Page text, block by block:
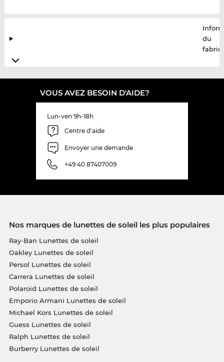
du
VOUS AVEZ BESOIN D'AIDE?
Lun-ven 9h-18h
Centre d'aide
Envoyer une demande
+49 40 87407009
Nos marques de lunettes de soleil les plus populaires
Ray-Ban Lunettes de soleil
Oakley Lunettes de soleil
Persol Lunettes de soleil
Carrera Lunettes de soleil
Polaroid Lunettes de soleil
Emporio Armani Lunettes de soleil
Michael Kors Lunettes de soleil
Guess Lunettes de soleil
Ralph Lunettes de soleil
Burberry Lunettes de soleil